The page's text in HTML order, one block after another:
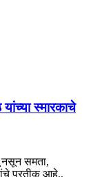
स्मारकाचे
नसून समता,
प्रतीक आहे..